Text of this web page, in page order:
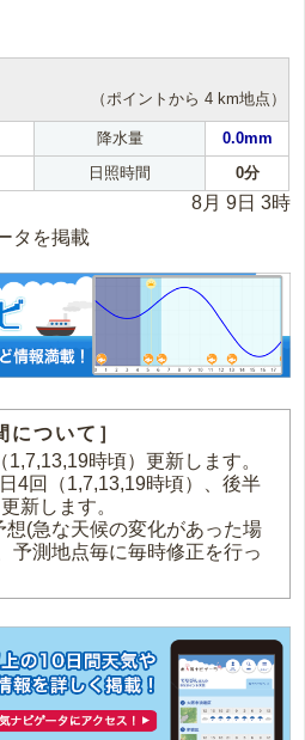
（ポイントから 4 km地点）
降水量
0.0mm
日照時間 0分
8月 9日 3時
タを掲載
について］
時頃）更新します。
4回（1,7,13,19時頃）、後半
新します。
(急な天候の変化があった場
予測地点毎に毎時修正を行っ